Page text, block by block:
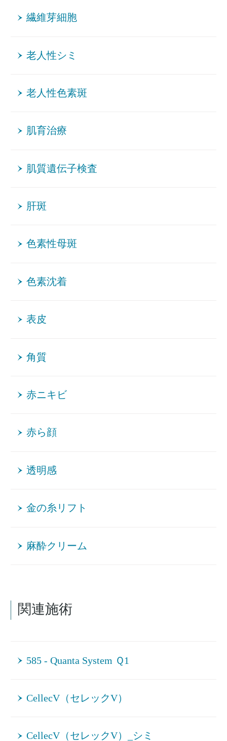
繊維芽細胞
老人性シミ
老人性色素斑
肌育治療
肌質遺伝子検査
肝斑
色素性母斑
色素沈着
表皮
角質
赤ニキビ
赤ら顔
透明感
金の糸リフト
麻酔クリーム
関連施術
585 - Quanta System Ｑ1
CellecV（セレックV）
CellecV（セレックV）_シミ